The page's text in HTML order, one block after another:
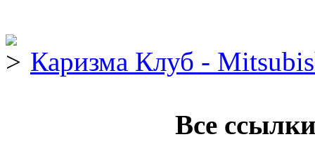
Каризма Клуб -
Все